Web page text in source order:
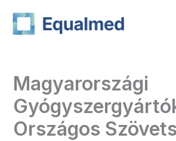
content
Magyarországi
Országos